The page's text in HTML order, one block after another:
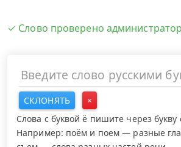
✓ Слово проверено
СКЛОНЯТЬ
×
Слова с буквой ё пишите через букву
Например: поём и поем — разные